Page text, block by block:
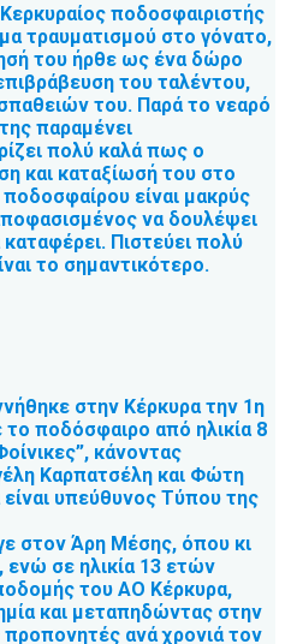
ποδοσφαιριστής
τραυματισμού στο γόνατο,
του ήρθε ως ένα δώρο
του ταλέντου,
του. Παρά το νεαρό
παραμένει
πολύ καλά πως ο
και καταξίωσή του στο
είναι μακρύς
να δουλέψει
Πιστεύει πολύ
το σημαντικότερο.
στην Κέρκυρα την 1η
ποδόσφαιρο από ηλικία 8
κάνοντας
Καρπατσέλη και Φώτη
υπεύθυνος Τύπου της
στον Άρη Μέσης, όπου κι
ενώ σε ηλικία 13 ετών
του ΑΟ Κέρκυρα,
και μεταπηδώντας στην
ανά χρονιά τον